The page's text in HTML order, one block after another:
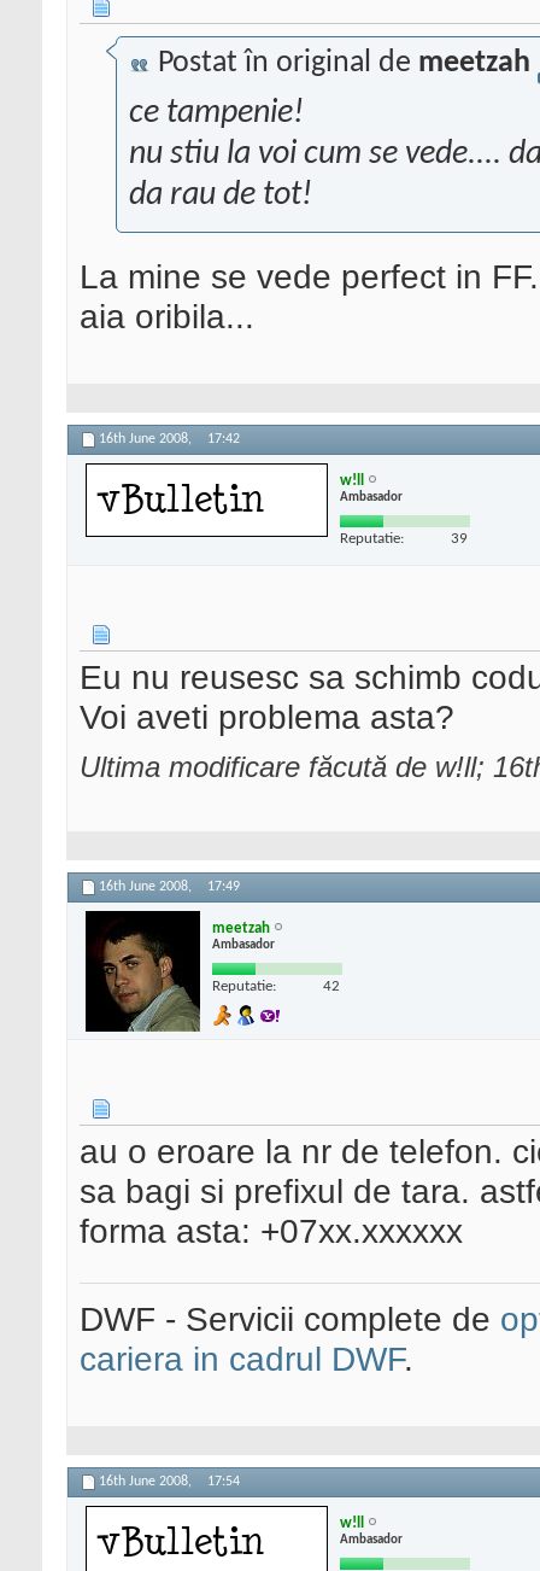
Postat în original de meetzah
ce tampenie!
nu stiu la voi cum se vede....
da rau de tot!
La mine se vede perfect in
aia oribila...
16th June 2008, 17:42
w!ll
Ambasador
Reputatie: 39
Eu nu reusesc sa schimb
Voi aveti problema asta?
Ultima modificare făcută de w!ll;
16th June 2008, 17:49
meetzah
Ambasador
Reputatie: 42
au o eroare la nr de telefon.
sa bagi si prefixul de tara.
forma asta: +07xx.xxxxxx
DWF - Servicii complete de
cariera in cadrul DWF.
16th June 2008, 17:54
w!ll
Ambasador